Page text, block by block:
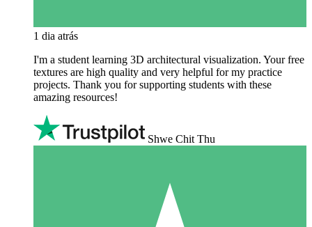
1 dia atrás
I'm a student learning 3D architectural visualization. Your free
textures are high quality and very helpful for my practice
projects. Thank you for supporting students with these
amazing resources!
Shwe Chit Thu